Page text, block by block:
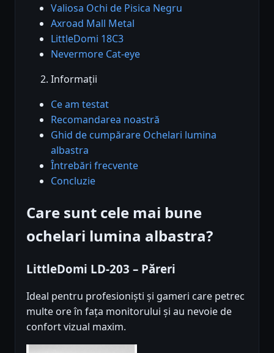
Valiosa Ochi de Pisica Negru
Axroad Mall Metal
LittleDomi 18C3
Nevermore Cat-eye
Informații
Ce am testat
Recomandarea noastră
Ghid de cumpărare Ochelari lumina
albastra
Întrebări frecvente
Concluzie
Care sunt cele mai bune
ochelari lumina albastra?
LittleDomi LD-203 – Păreri
Ideal pentru profesioniști și gameri care petrec
multe ore în fața monitorului și au nevoie de
confort vizual maxim.